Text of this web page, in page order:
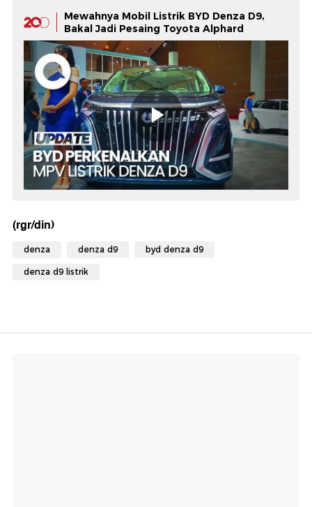
Mewahnya Mobil Listrik BYD Denza D9,
Bakal Jadi Pesaing Toyota Alphard
(rgr/din)
denza denza d9 byd denza d9
denza d9 listrik